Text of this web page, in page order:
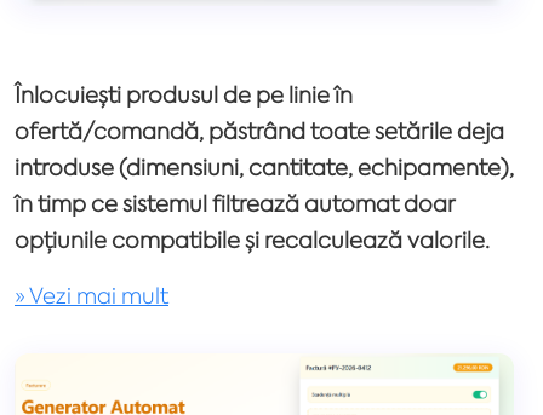
Înlocuiești produsul de pe linie în
ofertă/comandă, păstrând toate setările deja
introduse (dimensiuni, cantitate, echipamente),
în timp ce sistemul filtrează automat doar
opțiunile compatibile și recalculează valorile.
» Vezi mai mult